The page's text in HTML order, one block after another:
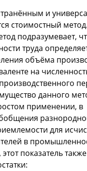
и
стоимостный метод.
подразумевает,
труда
объёма
на
данного
применении, в
для
в
показатель